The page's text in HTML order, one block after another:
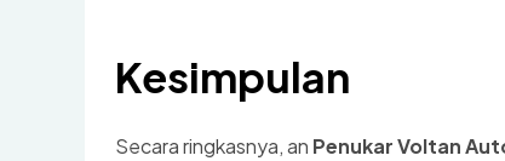
Kesimpulan
Secara ringkasnya, an Penukar Voltan